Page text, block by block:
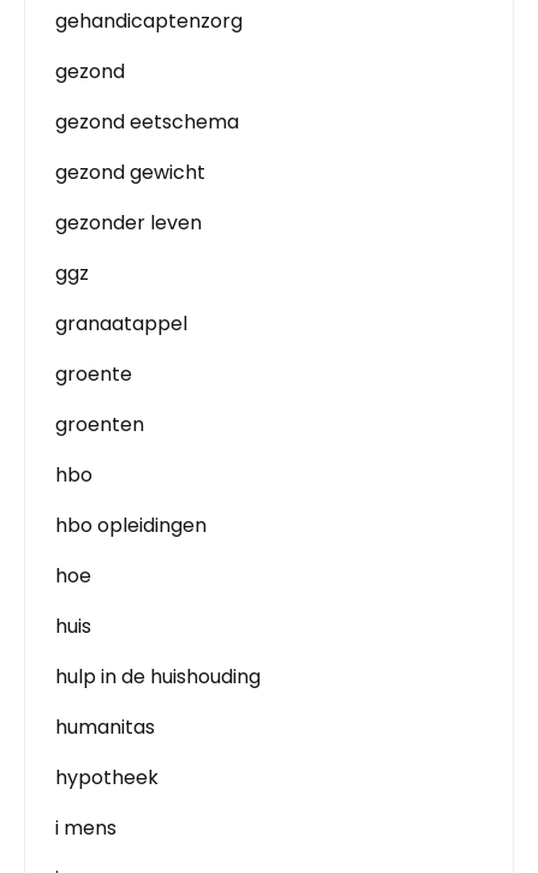
gehandicaptenzorg
gezond
gezond eetschema
gezond gewicht
gezonder leven
ggz
granaatappel
groente
groenten
hbo
hbo opleidingen
hoe
huis
hulp in de huishouding
humanitas
hypotheek
i mens